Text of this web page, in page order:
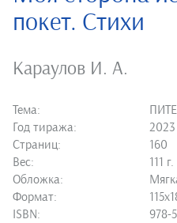
покет. Стихи
Караулов И. А.
Тема:
Год тиража:
2023
Страниц:
160
Вес:
111 г.
Обложка:
Формат:
ISBN:
978-